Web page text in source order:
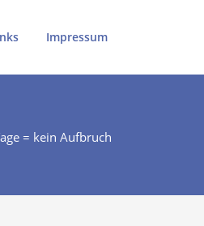
Impressum
= kein Aufbruch